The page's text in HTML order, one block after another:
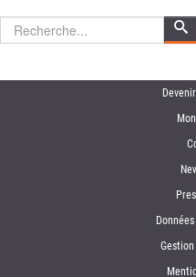
Rechercher